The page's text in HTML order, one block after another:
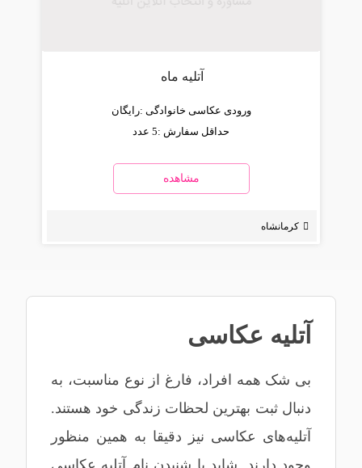
آتلیه ماه
ورودی عکاسی خانوادگی :رایگان
حداقل سفارش :5 عدد
مشاهده
کرمانشاه
آتلیه عکاسی
بی شک همه افراد، فارغ از نوع مناسبت، به
دنبال ثبت بهترین لحظات زندگی خود هستند.
آتلیه‌های عکاسی نیز دقیقا به همین منظور